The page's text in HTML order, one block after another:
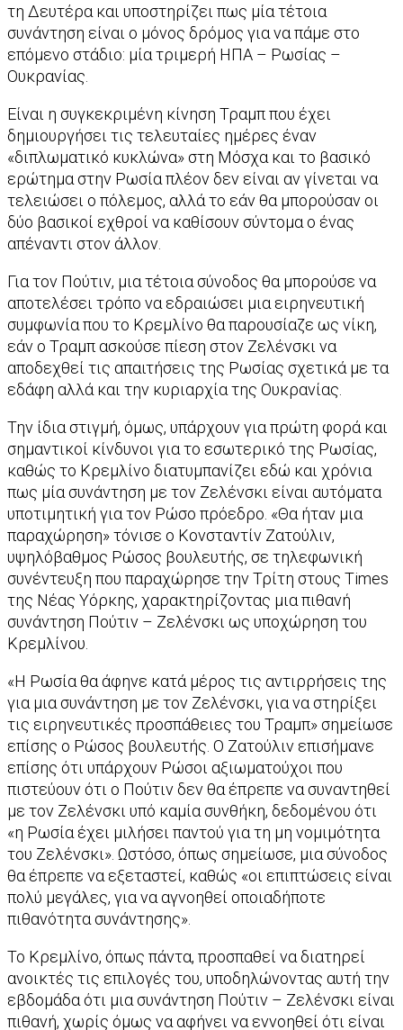
τη Δευτέρα και υποστηρίζει πως μία τέτοια
συνάντηση είναι ο μόνος δρόμος για να πάμε στο
επόμενο στάδιο: μία τριμερή ΗΠΑ – Ρωσίας –
Ουκρανίας.
Είναι η συγκεκριμένη κίνηση Τραμπ που έχει
δημιουργήσει τις τελευταίες ημέρες έναν
«διπλωματικό κυκλώνα» στη Μόσχα και το βασικό
ερώτημα στην Ρωσία πλέον δεν είναι αν γίνεται να
τελειώσει ο πόλεμος, αλλά το εάν θα μπορούσαν οι
δύο βασικοί εχθροί να καθίσουν σύντομα ο ένας
απέναντι στον άλλον.
Για τον Πούτιν, μια τέτοια σύνοδος θα μπορούσε να
αποτελέσει τρόπο να εδραιώσει μια ειρηνευτική
συμφωνία που το Κρεμλίνο θα παρουσίαζε ως νίκη,
εάν ο Τραμπ ασκούσε πίεση στον Ζελένσκι να
αποδεχθεί τις απαιτήσεις της Ρωσίας σχετικά με τα
εδάφη αλλά και την κυριαρχία της Ουκρανίας.
Την ίδια στιγμή, όμως, υπάρχουν για πρώτη φορά και
σημαντικοί κίνδυνοι για το εσωτερικό της Ρωσίας,
καθώς το Κρεμλίνο διατυμπανίζει εδώ και χρόνια
πως μία συνάντηση με τον Ζελένσκι είναι αυτόματα
υποτιμητική για τον Ρώσο πρόεδρο. «Θα ήταν μια
παραχώρηση» τόνισε ο Κονσταντίν Ζατούλιν,
υψηλόβαθμος Ρώσος βουλευτής, σε τηλεφωνική
συνέντευξη που παραχώρησε την Τρίτη στους Times
της Νέας Υόρκης, χαρακτηρίζοντας μια πιθανή
συνάντηση Πούτιν – Ζελένσκι ως υποχώρηση του
Κρεμλίνου.
«Η Ρωσία θα άφηνε κατά μέρος τις αντιρρήσεις της
για μια συνάντηση με τον Ζελένσκι, για να στηρίξει
τις ειρηνευτικές προσπάθειες του Τραμπ» σημείωσε
επίσης ο Ρώσος βουλευτής. Ο Ζατούλιν επισήμανε
επίσης ότι υπάρχουν Ρώσοι αξιωματούχοι που
πιστεύουν ότι ο Πούτιν δεν θα έπρεπε να συναντηθεί
με τον Ζελένσκι υπό καμία συνθήκη, δεδομένου ότι
«η Ρωσία έχει μιλήσει παντού για τη μη νομιμότητα
του Ζελένσκι». Ωστόσο, όπως σημείωσε, μια σύνοδος
θα έπρεπε να εξεταστεί, καθώς «οι επιπτώσεις είναι
πολύ μεγάλες, για να αγνοηθεί οποιαδήποτε
πιθανότητα συνάντησης».
Το Κρεμλίνο, όπως πάντα, προσπαθεί να διατηρεί
ανοικτές τις επιλογές του, υποδηλώνοντας αυτή την
εβδομάδα ότι μια συνάντηση Πούτιν – Ζελένσκι είναι
πιθανή, χωρίς όμως να αφήνει να εννοηθεί ότι είναι